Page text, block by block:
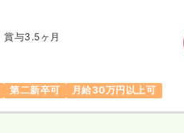
賞与3.5ヶ月
第二新卒可 月給30万円以上可